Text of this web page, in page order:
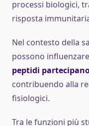
processi biologici,
risposta
Nel contesto della
possono
peptidi
contribuendo alla
fisiologici.
Tra le funzioni più